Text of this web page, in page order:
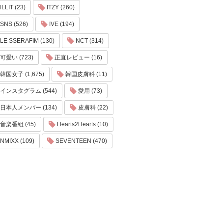
(23) ITZY (260)
(526) IVE (194)
SSERAFIM (130) NCT (314)
愛い (723) 正直レビュー (16)
国女子 (1,675) 韓国皮膚科 (11)
ンスタグラム (544) 愛用 (73)
本人メンバー (134) 皮膚科 (22)
楽番組 (45) Hearts2Hearts (10)
(109) SEVENTEEN (470)